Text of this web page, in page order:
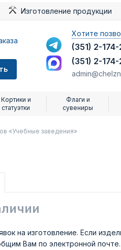
Изготовление продукции
Хотите
(351) 2-
(351) 2-174-
Кортики и
статуэтки
Флаги и
сувениры
«Учебные заведения»
на изготовление. Если
Вам по электронной